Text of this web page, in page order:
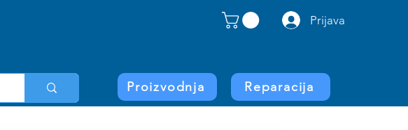
Prijava
Proizvodnja Reparacija